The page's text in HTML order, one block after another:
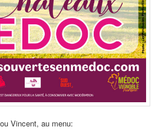
Vincent, au menu: